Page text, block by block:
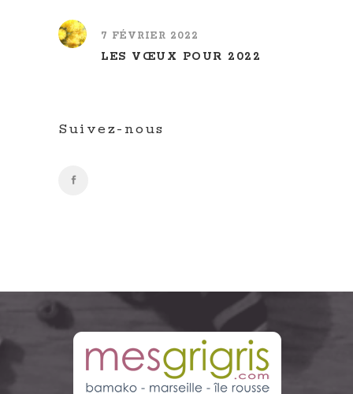
7 FÉVRIER 2022
LES VŒUX POUR 2022
Suivez-nous